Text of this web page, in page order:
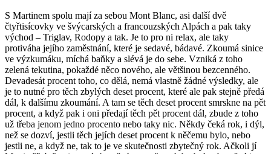
S Martinem spolu mají za sebou Mont Blanc, asi další dvě
čtyřtisícovky ve švýcarských a francouzských Alpách a pak taky
východ – Triglav, Rodopy a tak. Je to pro ni relax, ale taky
protiváha jejího zaměstnání, které je sedavé, bádavé. Zkoumá sinice
ve výzkumáku, míchá baňky a slévá je do sebe. Vzniká z toho
zelená tekutina, pokaždé něco nového, ale většinou bezcenného.
Devadesát procent toho, co dělá, nemá vlastně žádné výsledky, ale
je to nutné pro těch zbylých deset procent, které ale pak stejně předá
dál, k dalšímu zkoumání. A tam se těch deset procent smrskne na pět
procent, a když pak i oni předají těch pět procent dál, zbude z toho
už třeba jenom jedno procento nebo taky nic. Někdy čeká rok, i dýl,
než se dozví, jestli těch jejích deset procent k něčemu bylo, nebo
jestli ne, a když ne, tak to je ve skutečnosti zbytečný rok. Ačkoli jí